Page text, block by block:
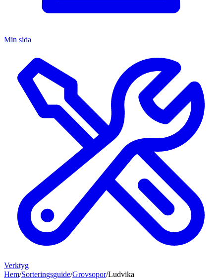
Min sida
Verktyg
Hem/Sorteringsguide/Grovsopor/Ludvika